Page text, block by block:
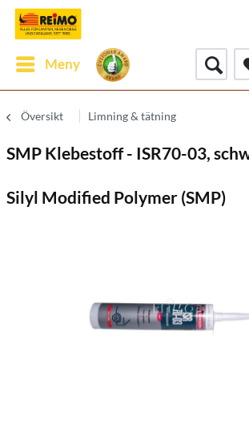
Meny
Översikt Limning & tätning
SMP Klebestoff - ISR70-03,
Silyl Modified Polymer (SMP)